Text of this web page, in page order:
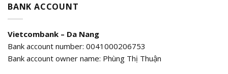
BANK ACCOUNT
Vietcombank – Da Nang
Bank account number: 0041000206753
Bank account owner name: Phùng Thị Thuận